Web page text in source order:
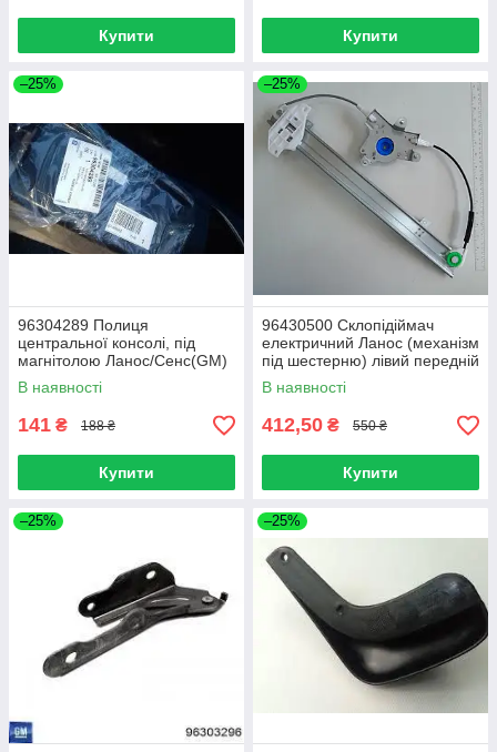
Купити Купити
–25%
96304289 Полиця
центральної консолі, під
магнітолою Ланос/Сенс(GM)
В наявності
141 ₴ 188 ₴
Купити
–25%
96430500 Cклопідіймач
електричний Ланос (механізм
під шестерню) лівий передній
В наявності
412,50 ₴ 550 ₴
Купити
–25% –25%